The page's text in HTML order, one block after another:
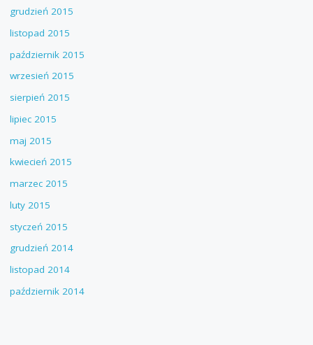
grudzień 2015
listopad 2015
październik 2015
wrzesień 2015
sierpień 2015
lipiec 2015
maj 2015
kwiecień 2015
marzec 2015
luty 2015
styczeń 2015
grudzień 2014
listopad 2014
październik 2014